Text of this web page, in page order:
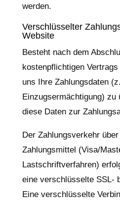
werden.
Verschlüsselter
Website
Besteht nach dem
kostenpflichtigen
uns Ihre Zahlungsdaten
Einzugsermächtigung) zu
diese Daten zur
Der Zahlungsverkehr
Zahlungsmittel (Visa/
Lastschriftverfahren)
eine verschlüsselte SSL-
Eine verschlüsselte